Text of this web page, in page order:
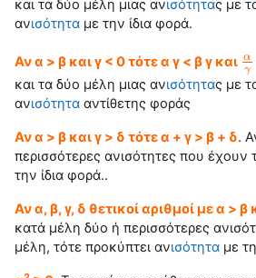
και τα δύο μέλη μιας ανισότητας με
ανισότητα με την ίδια φορά.
Αν α > β και γ < 0 τότε α γ < β γ και α
γ
αγ
και τα δύο μέλη μιας ανισότητας με
ανισότητα αντίθετης φοράς
Αν α > β και γ > δ τότε α + γ > β + δ.
περισσότερες ανισότητες που έχουν
την ίδια φορά..
Αν α, β, γ, δ θετικοί αριθμοί με α > β
κατά μέλη δύο ή περισσότερες
μέλη, τότε προκύπτει ανισότητα με